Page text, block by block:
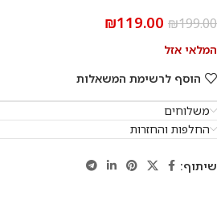
₪199.00
₪119.00
המלאי אזל
הוסף לרשימת המשאלות
משלוחים
החלפות והחזרות
שיתוף: